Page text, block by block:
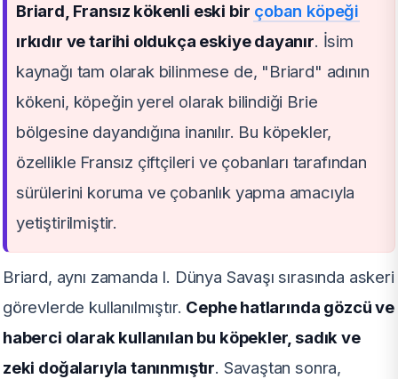
Briard, Fransız kökenli eski bir çoban köpeği
ırkıdır ve tarihi oldukça eskiye dayanır. İsim
kaynağı tam olarak bilinmese de, "Briard" adının
kökeni, köpeğin yerel olarak bilindiği Brie
bölgesine dayandığına inanılır. Bu köpekler,
özellikle Fransız çiftçileri ve çobanları tarafından
sürülerini koruma ve çobanlık yapma amacıyla
yetiştirilmiştir.
Briard, aynı zamanda I. Dünya Savaşı sırasında askeri
görevlerde kullanılmıştır. Cephe hatlarında gözcü ve
haberci olarak kullanılan bu köpekler, sadık ve
zeki doğalarıyla tanınmıştır. Savaştan sonra,